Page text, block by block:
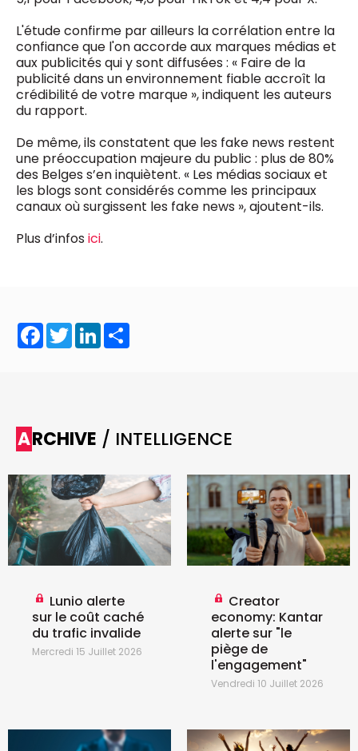
L'étude confirme par ailleurs la corrélation entre la
confiance que l'on accorde aux marques médias et
aux publicités qui y sont diffusées : « Faire de la
publicité dans un environnement fiable accroît la
crédibilité de votre marque », indiquent les auteurs
du rapport.
De même, ils constatent que les fake news restent
une préoccupation majeure du public : plus de 80%
des Belges s’en inquiètent. « Les médias sociaux et
les blogs sont considérés comme les principaux
canaux où surgissent les fake news », ajoutent-ils.
Plus d’infos ici.
Facebook
TwitterLinkedIn
ARCHIVE / INTELLIGENCE
Lunio alerte
sur le coût caché
du trafic invalide
Mercredi 15 Juillet 2026
Creator
economy: Kantar
alerte sur "le
piège de
l'engagement"
Vendredi 10 Juillet 2026